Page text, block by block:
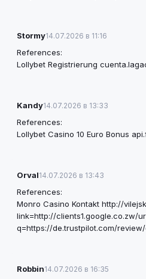
Stormy14.07.2026 в 11:16
References:
Lollybet Registrierung
Kandy14.07.2026 в 13:33
References:
Lollybet Casino 10 Euro Bonus
Orval14.07.2026 в 13:43
References:
Monro Casino Kontakt http://
link=http://clients1.google.co.zw/
q=https://de.trustpilot.com/
Robbin14.07.2026 в 16:35